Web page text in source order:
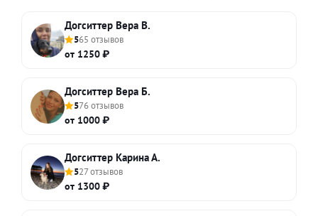
Догситтер Вера В.
565 отзывов
от 1250 ₽
Догситтер Вера Б.
576 отзывов
от 1000 ₽
Догситтер Карина А.
527 отзывов
от 1300 ₽